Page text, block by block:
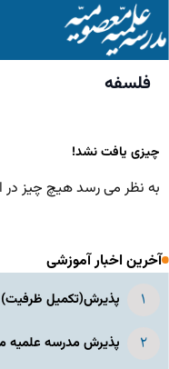
فلسفه
چیزی یافت نشد!
به نظر می رسد هیچ چیز در
آخرین اخبار آموزشی
پذیرش(تکمیل
پذیرش مدرسه علمیه